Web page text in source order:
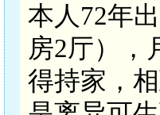
本人72年
房2厅），
得持家，